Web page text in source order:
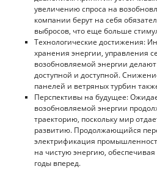
увеличению спроса на
компании берут на себя
выбросов, что еще больше
Технологические достижения:
хранения энергии, управления
возобновляемой энергии
доступной и доступной.
панелей и ветряных турбин
Перспективы на будущее:
возобновляемой энергии
траекторию, поскольку мир
развитию. Продолжающийся
электрификация
на чистую энергию,
годы вперед.